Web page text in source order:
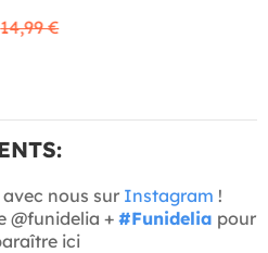
14,99 €
nous sur Instagram !
@funidelia + #Funidelia pour
ici